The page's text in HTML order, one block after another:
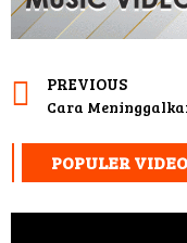
PREVIOUS
POPULER VIDEO